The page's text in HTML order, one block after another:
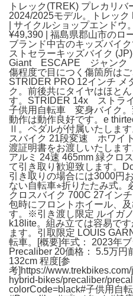
トレック(TREK) プレカリ
2024/2025モデル。トレッ
| サイクルショップエンド
¥49,390 | 福島県郡山市のロ
ブランド中古のキッズバイ
ストセラーキッズバイク
Giant ESCAPE ジャンク
傷程度で目につく傷箇所はご
STRIDER PRO 12インチ メ
ク。前後共にタイヤはほと
す。STRIDER 14x ストラ
子供用自転車 変身バイク。
動作は動作良好です。e
Ⅱ。ペダルが付属いたしま
スバイク 21段変速 ホワイ
渡証明書をお渡しいたしま
アルミ 24速 465mm 緑クロ
て引き取り歓迎致します。
引き取りの場合には3000円
ない自転車⭐︎折りたたみ式。
クロスバイク 700C 27イン
包時にフロントホイール、
す。※引き渡し限定 ルイガ
k18lite。組み立ては容易で
ます。引取限定 LOUIS
転車。[概要]年式： 2023年
Precaliber 20価格： 5.5万円
132cm 程度[参
考]https://
hybrid-bikes/precaliber/
colorCode=black#子供用自